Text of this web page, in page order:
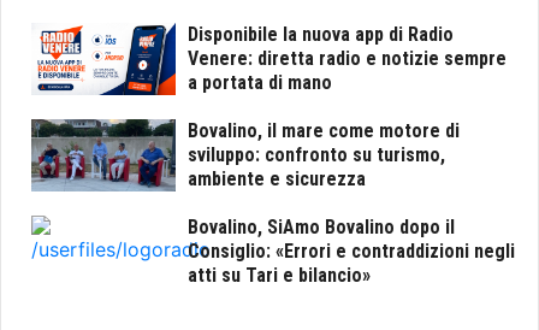
Disponibile la nuova app di Radio
Venere: diretta radio e notizie sempre
a portata di mano
Bovalino, il mare come motore di
sviluppo: confronto su turismo,
ambiente e sicurezza
Bovalino, SiAmo Bovalino dopo il
Consiglio: «Errori e contraddizioni negli
atti su Tari e bilancio»